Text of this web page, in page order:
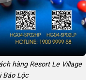
hàng Resort Le Village
Bảo Lộc